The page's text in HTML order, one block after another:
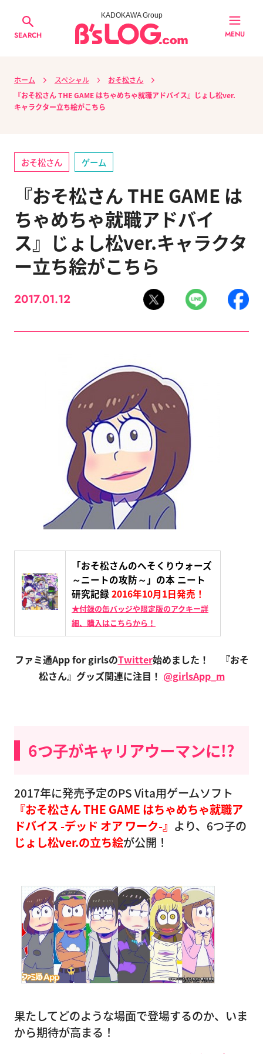
SEARCH
KADOKAWA Group
MENU
ホーム スペシャル
おそ松さん
『おそ松さん THE GAME はちゃめちゃ就職アドバイス』じょし松ver.
キャラクター立ち絵がこちら
おそ松さん ゲーム
『おそ松さん THE GAME は
ちゃめちゃ就職アドバイ
ス』じょし松ver.キャラクタ
ー立ち絵がこちら
2017.01.12
「おそ松さんのへそくりウォーズ
～ニートの攻防～」の本 ニート
研究記録 2016年10月1日発売！
★付録の缶バッジや限定版のアクキー詳
細、購入はこちらから！
ファミ通App for girlsのTwitter始めました！
『おそ
松さん』グッズ関連に注目！ @girlsApp_m
6つ子がキャリアウーマンに!?
2017年に発売予定のPS Vita用ゲームソフト
『おそ松さん THE GAME はちゃめちゃ就職ア
ドバイス -デッド オア ワーク-』 より、6つ子の
じょし松ver.の立ち絵が公開！
果たしてどのような場面で登場するのか、いま
から期待が高まる！